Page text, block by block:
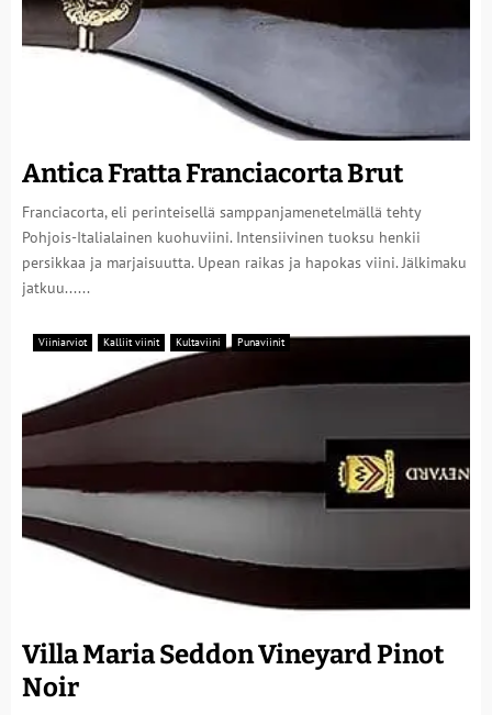
Antica Fratta Franciacorta Brut
Franciacorta, eli perinteisellä samppanjamenetelmällä tehty
Pohjois-Italialainen kuohuviini. Intensiivinen tuoksu henkii
persikkaa ja marjaisuutta. Upean raikas ja hapokas viini. Jälkimaku
jatkuu......
Viiniarviot Kalliit viinit Kultaviini Punaviinit
Villa Maria Seddon Vineyard Pinot
Noir